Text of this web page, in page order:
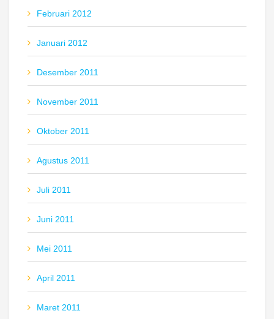
Februari 2012
Januari 2012
Desember 2011
November 2011
Oktober 2011
Agustus 2011
Juli 2011
Juni 2011
Mei 2011
April 2011
Maret 2011